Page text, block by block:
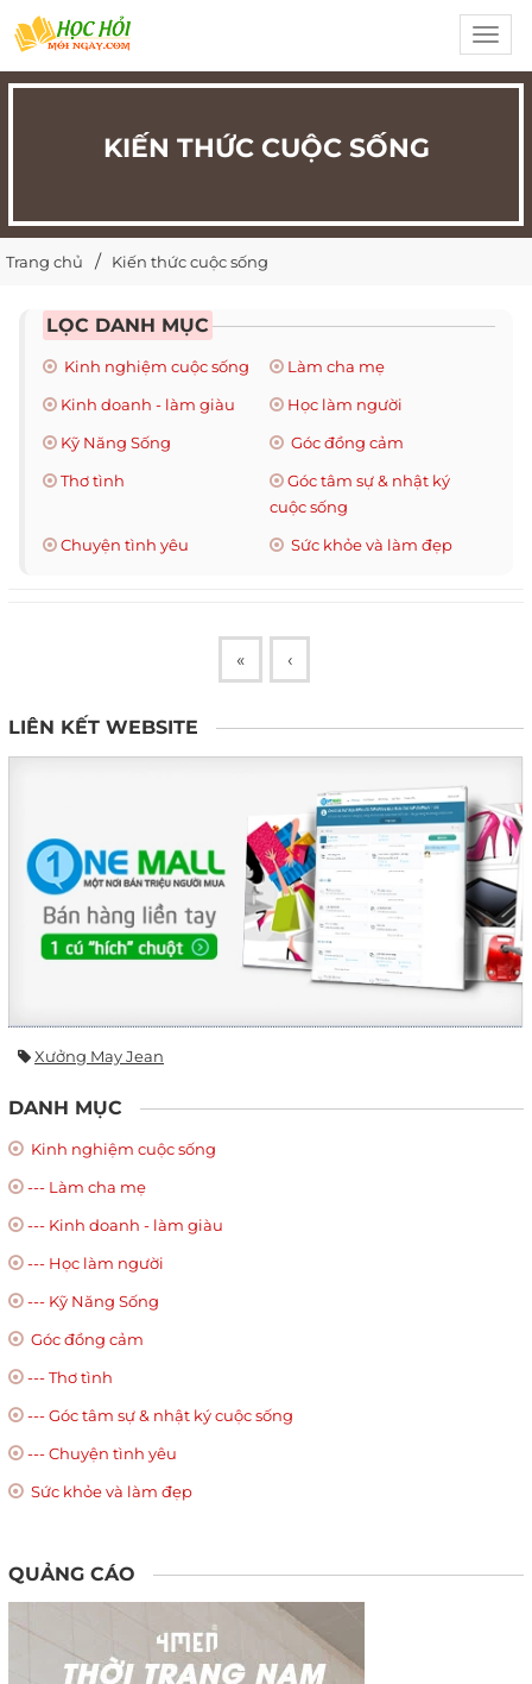
KIẾN THỨC CUỘC SỐNG
Trang chủ Kiến thức cuộc sống
LỌC DANH MỤC
Kinh nghiệm cuộc sống
Làm cha mẹ
Kinh doanh - làm giàu
Học làm người
Kỹ Năng Sống
Góc đồng cảm
Thơ tình
Góc tâm sự & nhật ký
cuộc sống
Chuyện tình yêu
Sức khỏe và làm đẹp
« ‹
LIÊN KẾT WEBSITE
Xưởng May Jean
DANH MỤC
Kinh nghiệm cuộc sống
--- Làm cha mẹ
--- Kinh doanh - làm giàu
--- Học làm người
--- Kỹ Năng Sống
Góc đồng cảm
--- Thơ tình
--- Góc tâm sự & nhật ký cuộc sống
--- Chuyện tình yêu
Sức khỏe và làm đẹp
QUẢNG CÁO